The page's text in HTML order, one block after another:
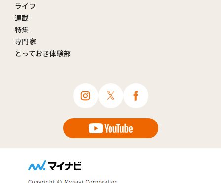
ライフ
連載
特集
専門家
とっておき体験部